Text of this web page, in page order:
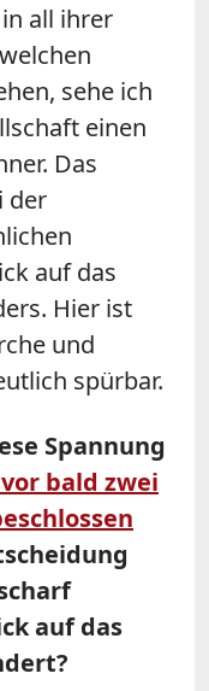
all ihrer
sehe ich
einen
Das
der
auf das
Hier ist
und
spürbar.
Spannung
bald zwei
auf das